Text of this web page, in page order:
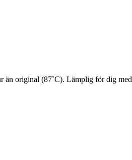
original (87˚C). Lämplig för dig